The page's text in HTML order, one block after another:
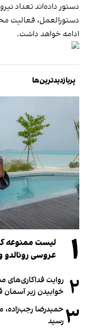
دستور داده‌اند تعداد
دستورالعمل، فعالیت
ادامه خواهد داشت.
پربازدیدترین‌ها
۱
عروسی رونالدو
۲ خوابیدن زیر آسمان
۳ حمیدرضا
رسید